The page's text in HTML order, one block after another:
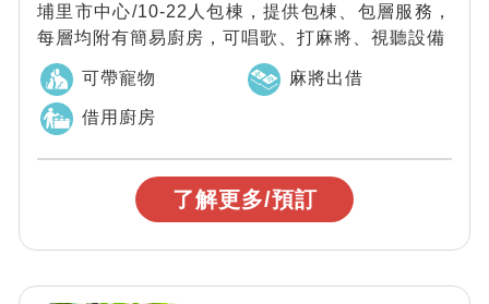
埔里市中心/10-22人包棟，提供包棟、包層服務，
每層均附有簡易廚房，可唱歌、打麻將、視聽設備
可帶寵物 麻將出借
借用廚房
了解更多/預訂